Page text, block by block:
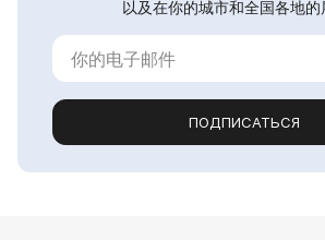
以及在你的城市和全国各地的
ПОДПИСАТЬСЯ